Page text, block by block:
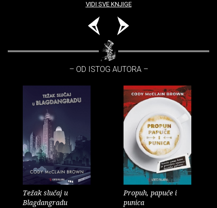
VIDI SVE KNJIGE
– OD ISTOG AUTORA –
Težak slučaj u
Blagdangradu
Propuh, papuče i
punica